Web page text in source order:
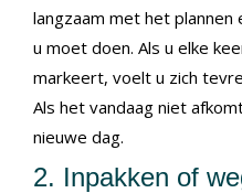
langzaam met het plannen
u moet doen. Als u elke
markeert, voelt u zich
Als het vandaag niet
nieuwe dag.
2. Inpakken of